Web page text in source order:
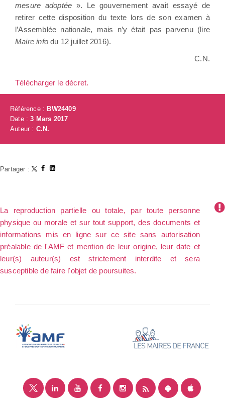
mesure adoptée ». Le gouvernement avait essayé de
retirer cette disposition du texte lors de son examen à
l’Assemblée nationale, mais n’y était pas parvenu (lire
Maire info du 12 juillet 2016).
C.N.
Télécharger le décret.
Référence :BW24409
Date :3 Mars 2017
Auteur : C.N.
Partager :
La reproduction partielle ou totale, par toute personne
physique ou morale et sur tout support, des documents et
informations mis en ligne sur ce site sans autorisation
préalable de l'AMF et mention de leur origine, leur date et
leur(s) auteur(s) est strictement interdite et sera
susceptible de faire l'objet de poursuites.